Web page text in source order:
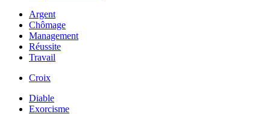
Argent
Chômage
Management
Réussite
Travail
Croix
Diable
Exorcisme